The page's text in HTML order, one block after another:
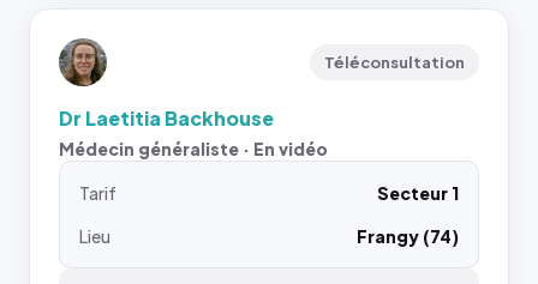
Téléconsultation
Dr Laetitia Backhouse
Médecin généraliste · En vidéo
Tarif
Secteur 1
Lieu
Frangy (74)